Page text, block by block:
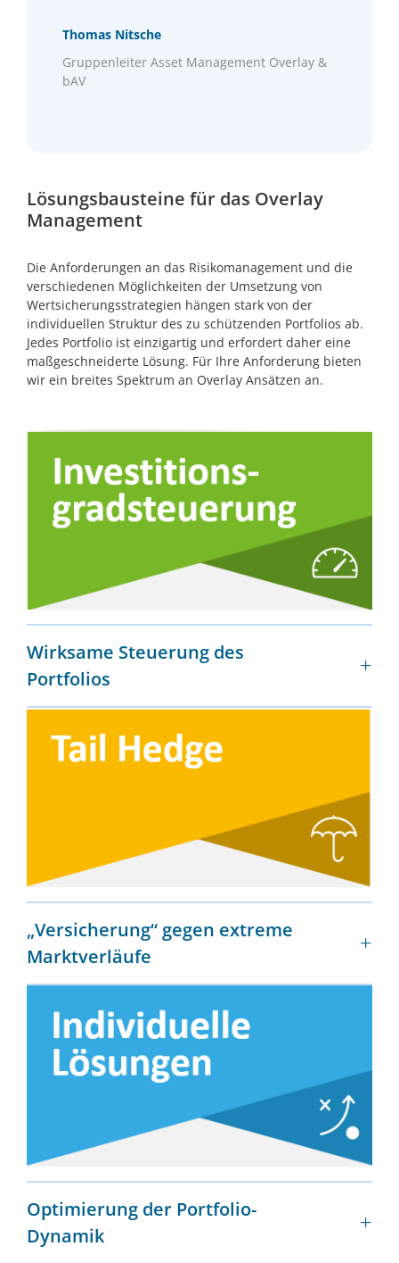
Thomas Nitsche
Gruppenleiter Asset Management Overlay &
bAV
Lösungsbausteine für das Overlay
Management
Die Anforderungen an das Risikomanagement und die
verschiedenen Möglichkeiten der Umsetzung von
Wertsicherungsstrategien hängen stark von der
individuellen Struktur des zu schützenden Portfolios ab.
Jedes Portfolio ist einzigartig und erfordert daher eine
maßgeschneiderte Lösung. Für Ihre Anforderung bieten
wir ein breites Spektrum an Overlay Ansätzen an.
Wirksame Steuerung des
Portfolios
SAA-orientiert
Wertuntergrenze fest/weich
„Versicherung“ gegen extreme
Marktverläufe
flexibel
Optimierung der Portfolio-
Dynamik